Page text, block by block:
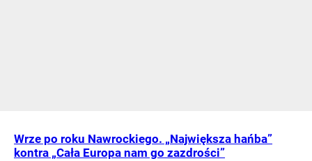
Wrze po roku Nawrockiego. „Największa hańba”
kontra „Cała Europa nam go zazdrości”